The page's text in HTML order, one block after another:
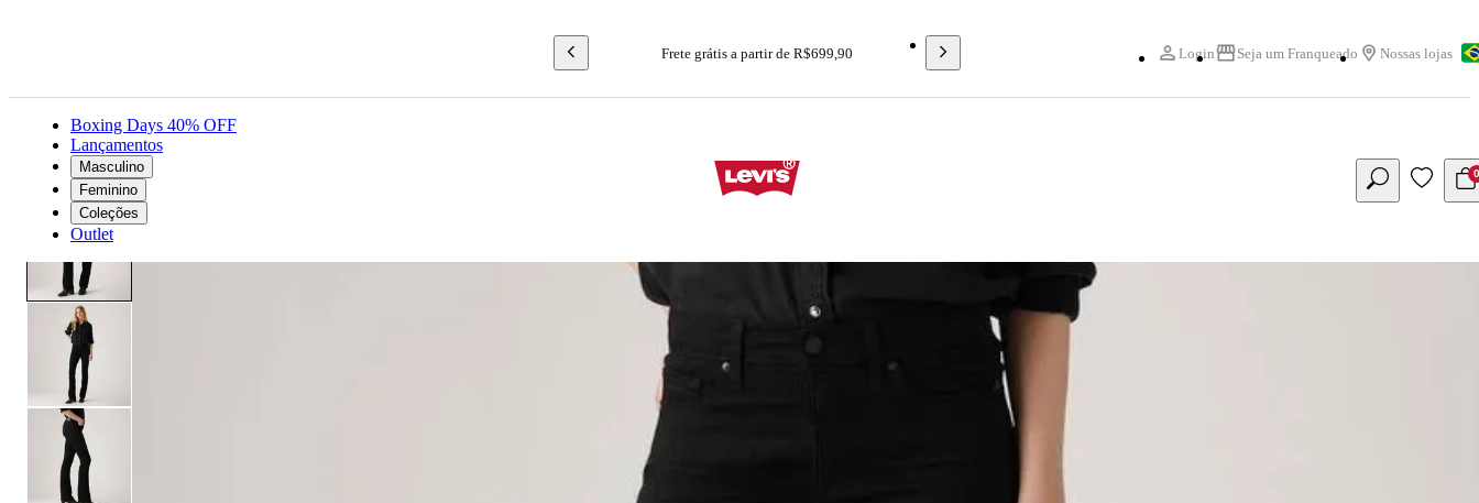
Frete grátis a partir de R$699,90 Login Seja um Franqueado Nossas lojas
Boxing Days 40% OFF
Lançamentos
Masculino
Feminino
Coleções
Outlet
0
Feminino